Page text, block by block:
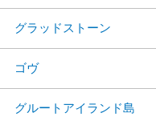
グラッドストーン
ゴヴ
グルートアイランド島